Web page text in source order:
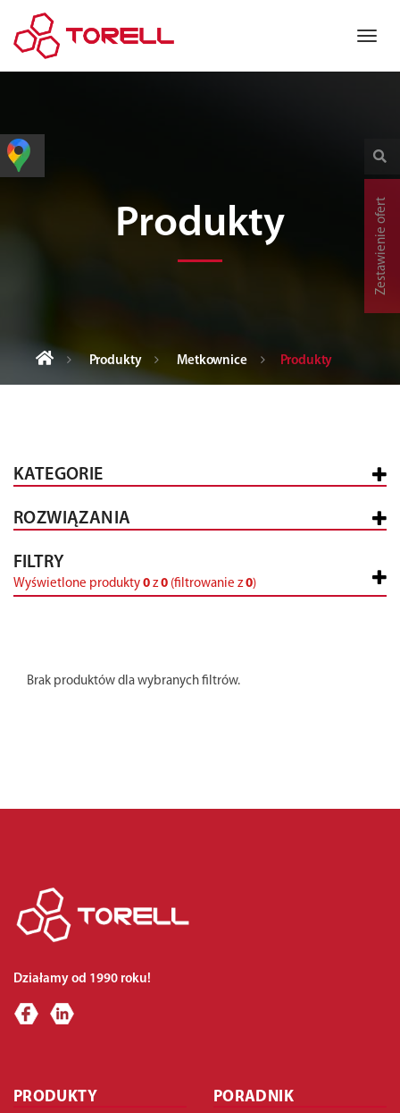
Produkty
Produkty Metkownice Produkty
KATEGORIE
ROZWIĄZANIA
FILTRY
Wyświetlone produkty 0 z0 (filtrowanie z0)
Brak produktów dla wybranych filtrów.
Działamy od 1990 roku!
PRODUKTY PORADNIK
Zestawienie ofert